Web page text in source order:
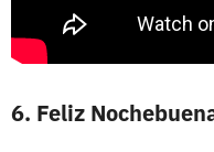
6. Feliz